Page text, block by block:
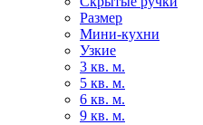
Размер
Мини-кухни
Узкие
3 кв. м.
5 кв. м.
6 кв. м.
9 кв. м.